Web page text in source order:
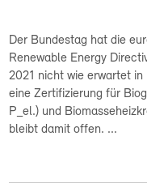
Der Bundestag hat die
Renewable Energy
2021 nicht wie erwartet
eine Zertifizierung für
P_el.) und
bleibt damit offen. ...